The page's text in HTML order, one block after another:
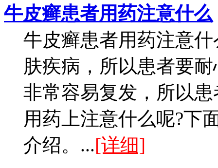
牛皮癣患者用药注意什么
牛皮癣患者用药注意
肤疾病，所以患者要
非常容易复发，所以
用药上注意什么呢?下
介绍。...[详细]